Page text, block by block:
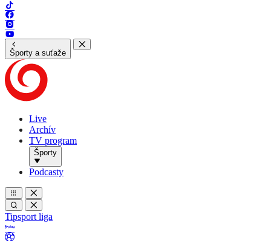
Športy a suťaže
Live
Archív
TV program
Športy
Podcasty
Tipsport liga